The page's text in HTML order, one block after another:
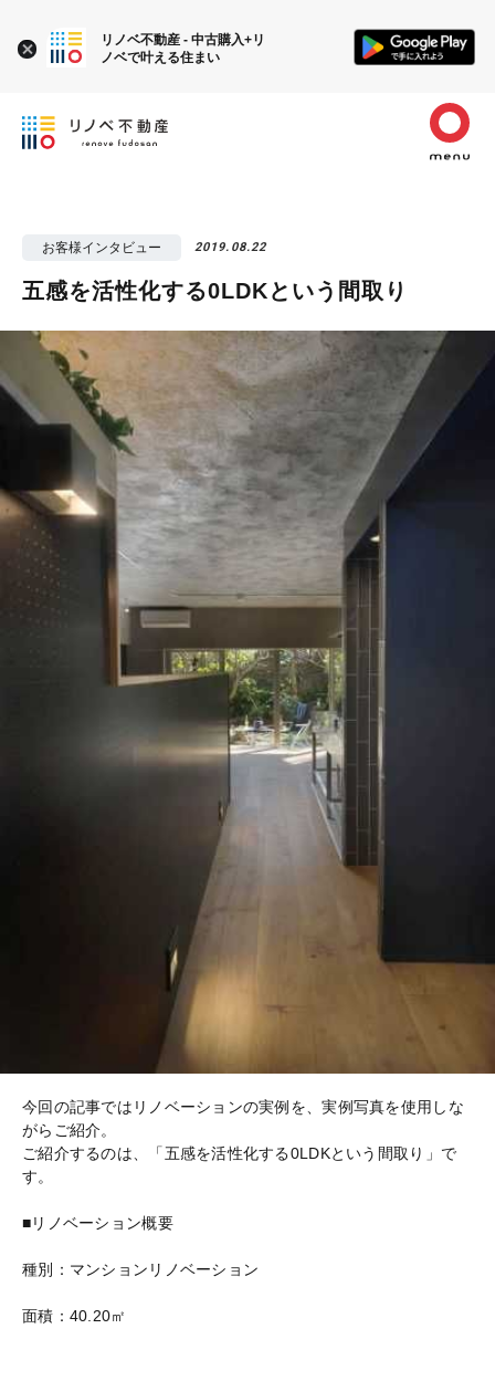
お客様インタビュー 2019.08.22
五感を活性化する0LDKという間取り
今回の記事ではリノベーションの実例を、実例写真を使用しな
がらご紹介。
ご紹介するのは、「五感を活性化する0LDKという間取り」で
す。
■リノベーション概要
種別：マンションリノベーション
面積：40.20㎡
リノベ不動産 - 中古購入+リ
ノベで叶える住まい